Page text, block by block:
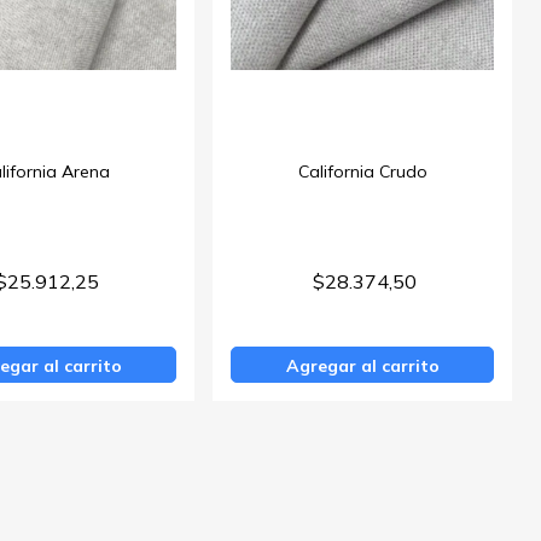
Arena
al carrito
California Crudo
$28.374,50
Agregar al carrito